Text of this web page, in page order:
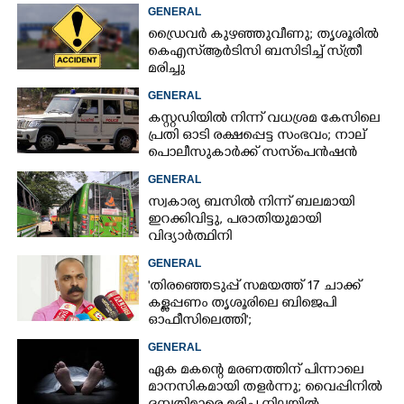
GENERAL
ഡ്രൈവർ കുഴഞ്ഞുവീണു; തൃശൂരിൽ
കെഎസ്‌ആർടിസി ബസിടിച്ച് സ്‌ത്രീ
മരിച്ചു
GENERAL
കസ്റ്റഡിയിൽ നിന്ന് വധശ്രമ കേസിലെ
പ്രതി ഓടി രക്ഷപ്പെട്ട സംഭവം; നാല്
പൊലീസുകാർക്ക് സസ്‌പെൻഷൻ
GENERAL
സ്വകാര്യ ബസിൽ നിന്ന് ബലമായി
ഇറക്കിവിട്ടു, പരാതിയുമായി
വിദ്യാർത്ഥിനി
GENERAL
'തിരഞ്ഞെടുപ്പ് സമയത്ത് 17 ചാക്ക്
കള്ളപ്പണം തൃശൂരിലെ ബിജെപി
ഓഫീസിലെത്തി';
സെക്രട്ടറി
GENERAL
ഏക മകന്റെ മരണത്തിന് പിന്നാലെ
മാനസികമായി തളർന്നു; വൈപ്പിനിൽ